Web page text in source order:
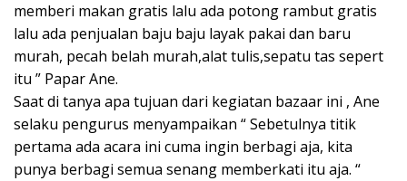
memberi makan gratis lalu ada potong rambut gratis
lalu ada penjualan baju baju layak pakai dan baru
murah, pecah belah murah,alat tulis,sepatu tas sepert
itu ” Papar Ane.
Saat di tanya apa tujuan dari kegiatan bazaar ini , Ane
selaku pengurus menyampaikan “ Sebetulnya titik
pertama ada acara ini cuma ingin berbagi aja, kita
punya berbagi semua senang memberkati itu aja. “